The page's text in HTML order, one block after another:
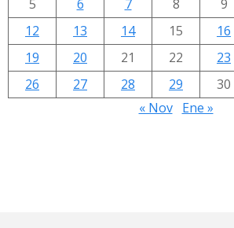
5
6 7 8 9
12
13 14 15 16
19
20 21 22 23
26
27 28 29 30
« Nov
Ene »